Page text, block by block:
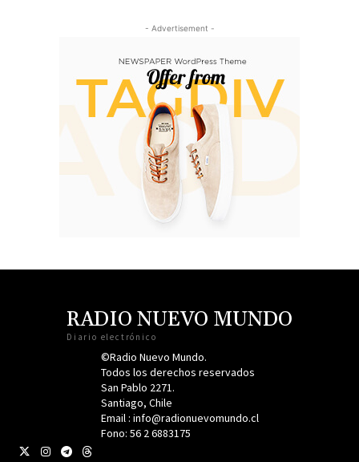
- Advertisement -
RADIO NUEVO MUNDO
Diario electrónico
©Radio Nuevo Mundo.
Todos los derechos reservados
San Pablo 2271.
Santiago, Chile
Email : info@radionuevomundo.cl
Fono: 56 2 6883175